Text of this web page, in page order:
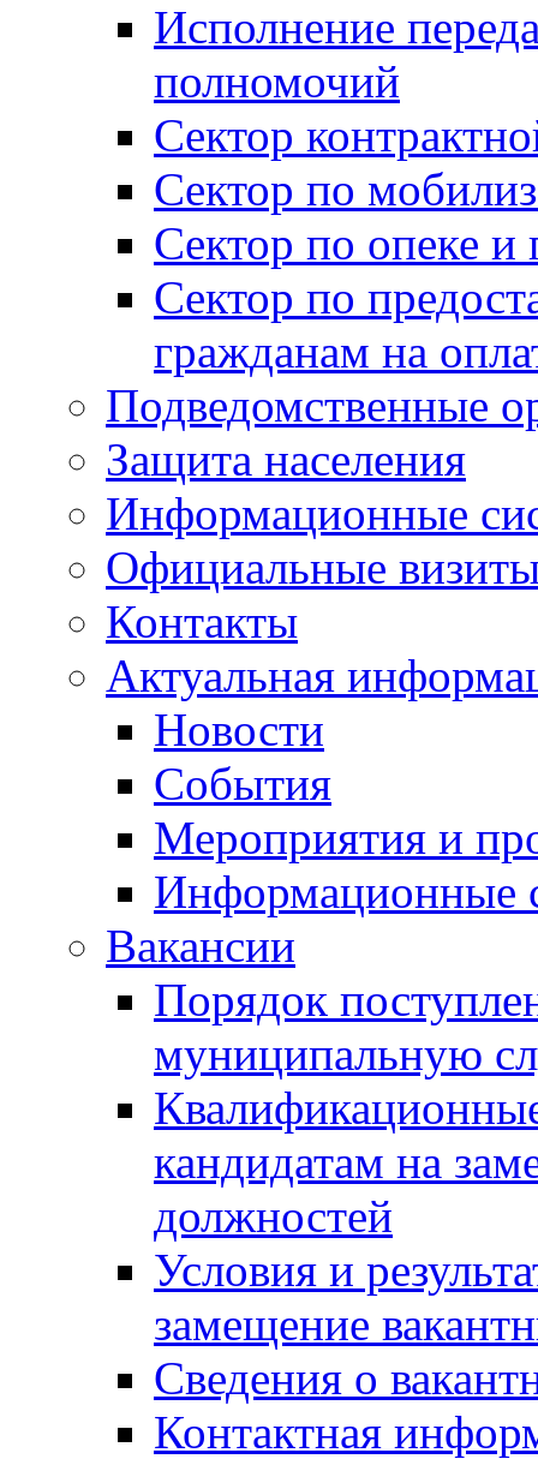
Исполнение
полномочий
Сектор
Сектор по
Сектор по опеке и
Сектор по
гражданам на
Подведомственные
Защита населения
Информационные
Официальные
Контакты
Актуальная
Новости
События
Мероприятия и
Информационные
Вакансии
Порядок
муниципальную
кандидатам на
должностей
Условия и
замещение
Сведения о
Контактная